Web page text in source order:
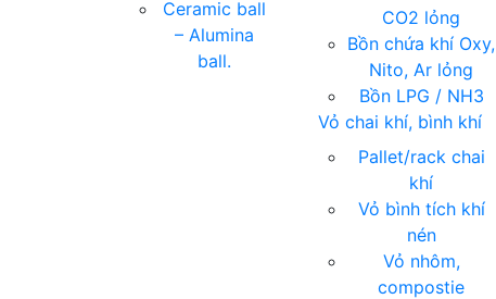
Ceramic ball
– Alumina
ball.
CO2 lỏng
Bồn chứa khí Oxy,
Nito, Ar lỏng
Bồn LPG / NH3
Vỏ chai khí, bình khí
Pallet/rack chai
khí
Vỏ bình tích khí
nén
Vỏ nhôm,
compostie